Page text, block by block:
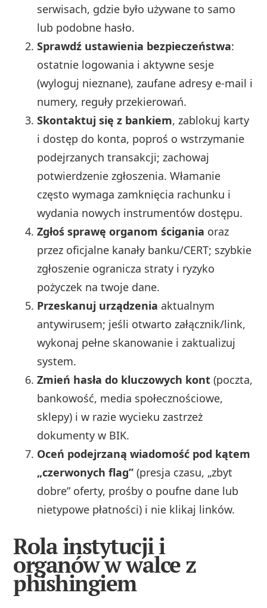
serwisach, gdzie było używane to samo
lub podobne hasło.
Sprawdź ustawienia bezpieczeństwa:
ostatnie logowania i aktywne sesje
(wyloguj nieznane), zaufane adresy e‑mail i
numery, reguły przekierowań.
Skontaktuj się z bankiem, zablokuj karty
i dostęp do konta, poproś o wstrzymanie
podejrzanych transakcji; zachowaj
potwierdzenie zgłoszenia. Włamanie
często wymaga zamknięcia rachunku i
wydania nowych instrumentów dostępu.
Zgłoś sprawę organom ścigania oraz
przez oficjalne kanały banku/CERT; szybkie
zgłoszenie ogranicza straty i ryzyko
pożyczek na twoje dane.
Przeskanuj urządzenia aktualnym
antywirusem; jeśli otwarto załącznik/link,
wykonaj pełne skanowanie i zaktualizuj
system.
Zmień hasła do kluczowych kont (poczta,
bankowość, media społecznościowe,
sklepy) i w razie wycieku zastrzeż
dokumenty w BIK.
Oceń podejrzaną wiadomość pod kątem
„czerwonych flag” (presja czasu, „zbyt
dobre” oferty, prośby o poufne dane lub
nietypowe płatności) i nie klikaj linków.
Rola instytucji i
organów w walce z
phishingiem